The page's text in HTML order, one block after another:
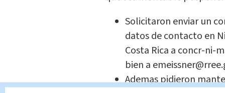
Solicitaron enviar un
datos de contacto en
Costa Rica a concr-ni-
bien a
Ademas pidieron